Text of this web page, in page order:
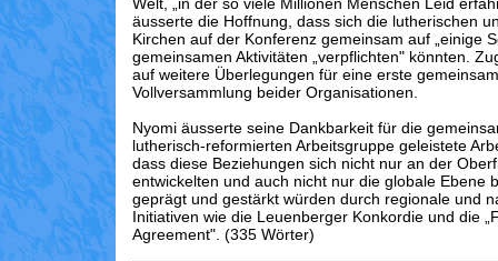
äusserte die Hoffnung, dass sich die lutherischen
Kirchen auf der Konferenz gemeinsam auf „einige
gemeinsamen Aktivitäten „verpflichten" könnten.
auf weitere Überlegungen für eine erste
Vollversammlung beider Organisationen.
Nyomi äusserte seine Dankbarkeit für die
lutherisch-reformierten Arbeitsgruppe geleistete
dass diese Beziehungen sich nicht nur an der
entwickelten und auch nicht nur die globale Ebene
geprägt und gestärkt würden durch regionale und
Initiativen wie die Leuenberger Konkordie und die
Agreement". (335 Wörter)